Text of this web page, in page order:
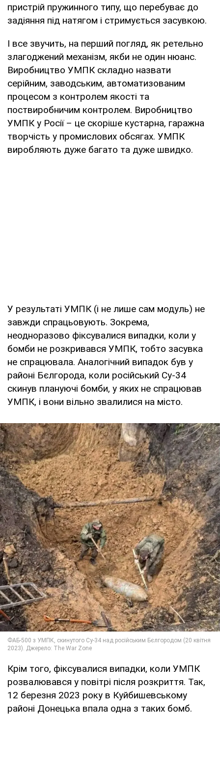
пристрій пружинного типу, що перебуває до
задіяння під натягом і стримується засувкою.
І все звучить, на перший погляд, як ретельно
злагоджений механізм, якби не один нюанс.
Виробництво УМПК складно назвати
серійним, заводським, автоматизованим
процесом з контролем якості та
поствиробничим контролем. Виробництво
УМПК у Росії – це скоріше кустарна, гаражна
творчість у промислових обсягах. УМПК
виробляють дуже багато та дуже швидко.
У результаті УМПК (і не лише сам модуль) не
завжди спрацьовують. Зокрема,
неодноразово фіксувалися випадки, коли у
бомби не розкривався УМПК, тобто засувка
не спрацювала. Аналогічний випадок був у
районі Бєлгорода, коли російський Су-34
скинув плануючі бомби, у яких не спрацював
УМПК, і вони вільно звалилися на місто.
Крім того, фіксувалися випадки, коли УМПК
розвалювався у повітрі після розкриття. Так,
12 березня 2023 року в Куйбишевському
районі Донецька впала одна з таких бомб.